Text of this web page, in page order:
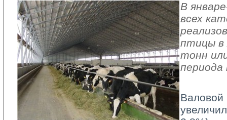
В
всех
птицы в
тонн
периода
Валовой